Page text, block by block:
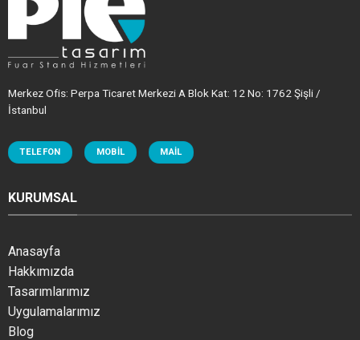
Merkez Ofis: Perpa Ticaret Merkezi A Blok Kat: 12 No: 1762 Şişli /
İstanbul
TELEFON MOBIL MAIL
KURUMSAL
Anasayfa
Hakkımızda
Tasarımlarımız
Uygulamalarımız
Blog